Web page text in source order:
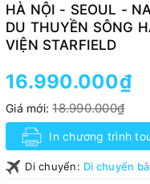
HÀ NỘI - SEOUL -
DU THUYỀN SÔNG
VIỆN STARFIELD
16.990.000₫
Giá mới:18.990.000₫
In chương trình
Di chuyển: Di chuyển